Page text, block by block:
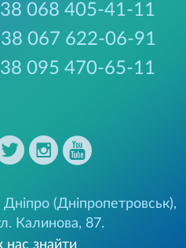
068 405-41-11
067 622-06-91
095 470-65-11
(Дніпропетровськ),
Калинова, 87.
нас знайти